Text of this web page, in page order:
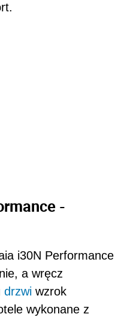
-
i30N Performance
a wręcz
drzwi wzrok
wykonane z